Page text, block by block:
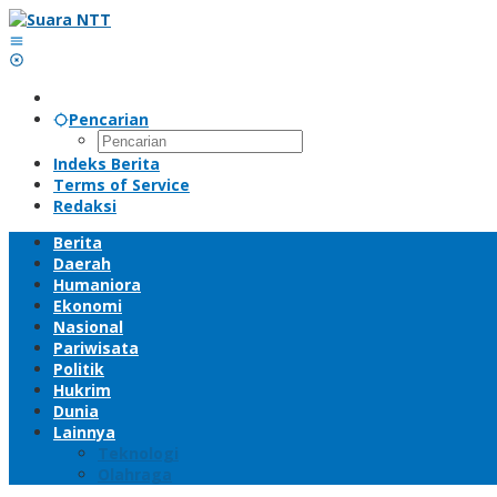
Lewati
ke
konten
Pencarian
Indeks Berita
Terms of Service
Redaksi
Berita
Daerah
Humaniora
Ekonomi
Nasional
Pariwisata
Politik
Hukrim
Dunia
Lainnya
Teknologi
Olahraga